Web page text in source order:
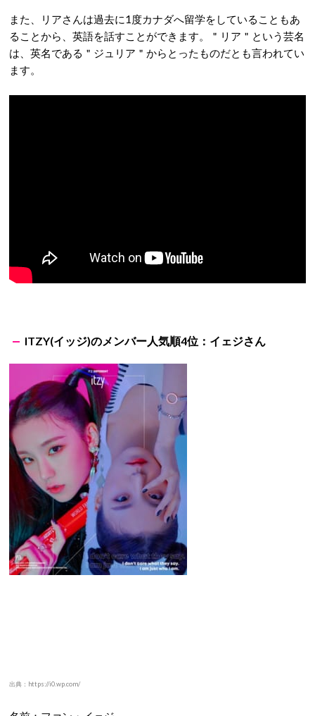
また、リアさんは過去に1度カナダへ留学をしていることもあ
ることから、英語を話すことができます。＂リア＂という芸名
は、英名である＂ジュリア＂からとったものだとも言われてい
ます。
ITZY(イッジ)のメンバー人気順4位：イェジさん
出典：https://i0.wp.com/